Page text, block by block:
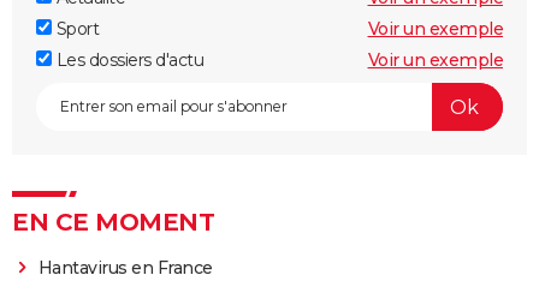
Sport
Voir un exemple
Les dossiers d'actu
Voir un exemple
EN CE MOMENT
Hantavirus en France